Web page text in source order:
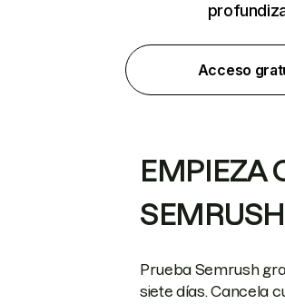
Acceso
EMPIEZA
Prueba Semrush
siete días. Cancela